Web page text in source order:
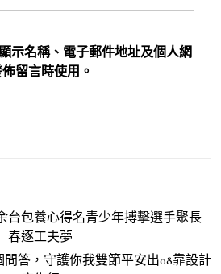
示名稱、電子郵件地址及個人網
留言時使用。
台包養心得名青少年搏擊選手聚長
春逐工夫夢
問答，守護你我雙節平安出08靠設計